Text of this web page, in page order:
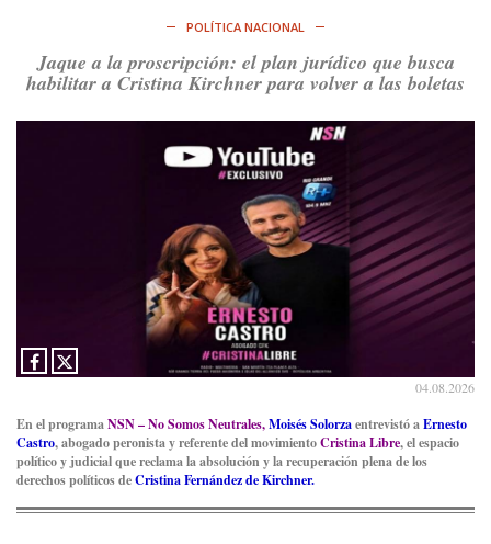
POLÍTICA NACIONAL
Jaque a la proscripción: el plan jurídico que busca
habilitar a Cristina Kirchner para volver a las boletas
04.08.2026
En el programaNSN – No Somos Neutrales,Moisés Solorzaentrevistó aErnesto
Castro, abogado peronista y referente del movimientoCristina Libre, el espacio
político y judicial que reclama la absolución y la recuperación plena de los
derechos políticos deCristina Fernández de Kirchner.